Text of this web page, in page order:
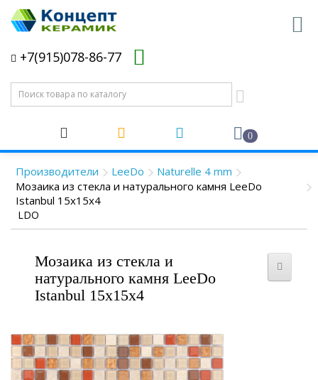
+7(915)078-86-77
0
Производители LeeDo
Naturelle 4 mm
Мозаика из стекла и натурального камня LeeDo
Istanbul 15x15x4
LDO
Мозаика из стекла и
натурального камня LeeDo
Istanbul 15x15x4